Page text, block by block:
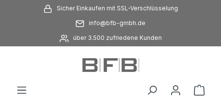
Zum Hauptinhalt springenSicher Einkaufen mit SSL-Verschlüsselung
info@bfb-gmbh.de
über 3.500 zufriedene Kunden